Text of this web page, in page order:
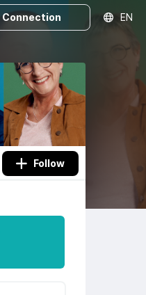
Connection EN
Follow